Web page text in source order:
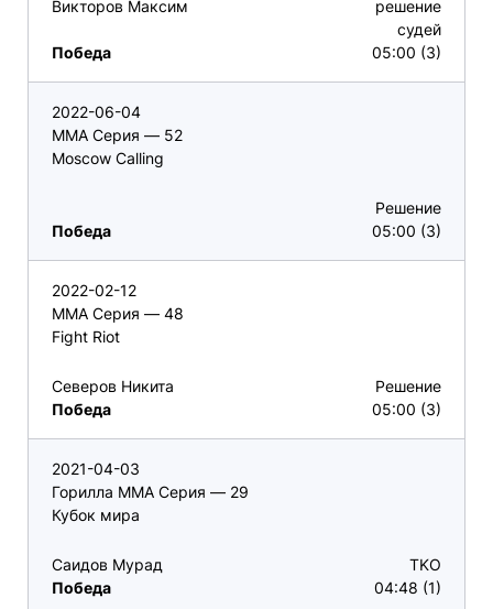
Викторов Максим
Победа
решение
судей
05:00 (3)
2022-06-04
ММА Серия — 52
Moscow Calling
Победа
Решение
05:00 (3)
2022-02-12
ММА Серия — 48
Fight Riot
Северов Никита
Победа
Решение
05:00 (3)
2021-04-03
Горилла ММА Серия — 29
Кубок мира
Саидов Мурад
Победа
TKO
04:48 (1)